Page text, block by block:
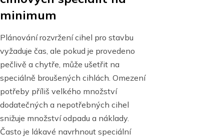
minimum
Plánování rozvržení cihel pro stavbu
vyžaduje čas, ale pokud je provedeno
pečlivě a chytře, může ušetřit na
speciálně broušených cihlách. Omezení
potřeby příliš velkého množství
dodatečných a nepotřebných cihel
snižuje množství odpadu a náklady.
Často je lákavé navrhnout speciální